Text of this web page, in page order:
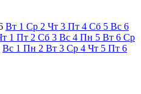
Вт 1 Ср 2 Чт 3 Пт 4 Сб 5 Вс 6
1 Пт 2 Сб 3 Вс 4 Пн 5 Вт 6 Ср
Вс 1 Пн 2 Вт 3 Ср 4 Чт 5 Пт 6